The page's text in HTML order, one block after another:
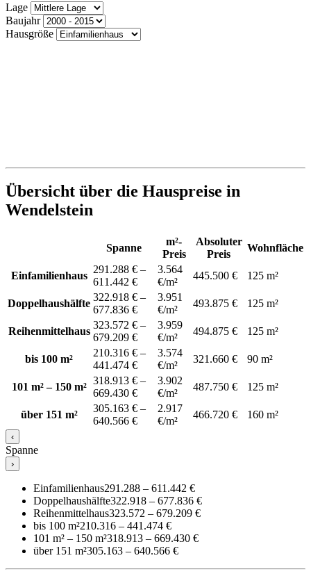
Lage
Baujahr
Hausgröße
Übersicht über die Hauspreise in
Wendelstein
Spanne
m²-
Preis
Absoluter
Preis
Wohnfläche
Einfamilienhaus
291.288 € –
611.442 €
3.564
€/m²
445.500 € 125 m²
Doppelhaushälfte
322.918 € –
677.836 €
3.951
€/m²
493.875 € 125 m²
Reihenmittelhaus
323.572 € –
679.209 €
3.959
€/m²
494.875 € 125 m²
bis 100 m²
210.316 € –
441.474 €
3.574
€/m²
321.660 € 90 m²
101 m² – 150 m²
318.913 € –
669.430 €
3.902
€/m²
487.750 € 125 m²
über 151 m²
305.163 € –
640.566 €
2.917
€/m²
466.720 € 160 m²
‹
Spanne
›
Einfamilienhaus291.288 – 611.442 €
Doppelhaushälfte322.918 – 677.836 €
Reihenmittelhaus323.572 – 679.209 €
bis 100 m²210.316 – 441.474 €
101 m² – 150 m²318.913 – 669.430 €
über 151 m²305.163 – 640.566 €